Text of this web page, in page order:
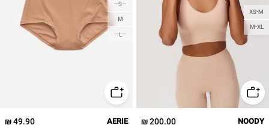
XS-M
M-XL
200.00 ₪ NOODY
S
M
L
49.90 ₪ AERIE